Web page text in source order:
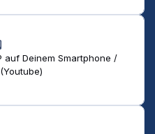
auf Deinem Smartphone /